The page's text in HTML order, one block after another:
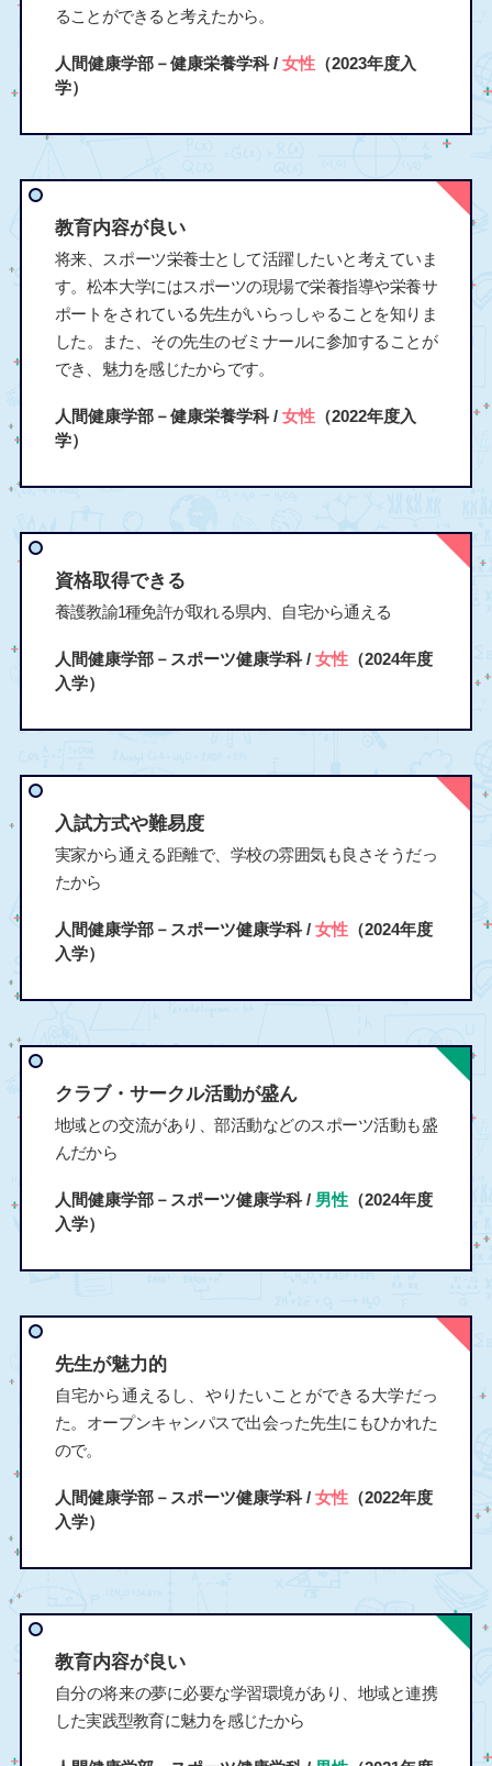
ることができると考えたから。
人間健康学部－健康栄養学科 / 女性（2023年度入
学）
教育内容が良い
将来、スポーツ栄養士として活躍したいと考えていま
す。松本大学にはスポーツの現場で栄養指導や栄養サ
ポートをされている先生がいらっしゃることを知りま
した。また、その先生のゼミナールに参加することが
でき、魅力を感じたからです。
人間健康学部－健康栄養学科 / 女性（2022年度入
学）
資格取得できる
養護教諭1種免許が取れる県内、自宅から通える
人間健康学部－スポーツ健康学科 / 女性（2024年度
入学）
入試方式や難易度
実家から通える距離で、学校の雰囲気も良さそうだっ
たから
人間健康学部－スポーツ健康学科 / 女性（2024年度
入学）
クラブ・サークル活動が盛ん
地域との交流があり、部活動などのスポーツ活動も盛
んだから
人間健康学部－スポーツ健康学科 / 男性（2024年度
入学）
先生が魅力的
自宅から通えるし、やりたいことができる大学だっ
た。オープンキャンパスで出会った先生にもひかれた
ので。
人間健康学部－スポーツ健康学科 / 女性（2022年度
入学）
教育内容が良い
自分の将来の夢に必要な学習環境があり、地域と連携
した実践型教育に魅力を感じたから